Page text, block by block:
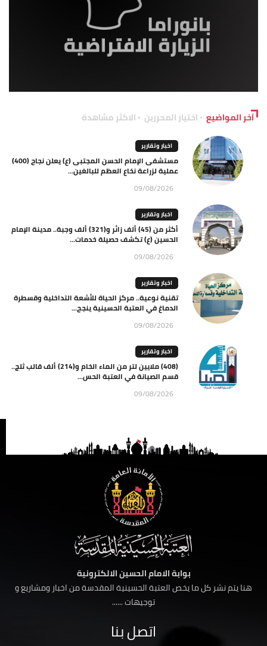
آخر المواضيع اختيار المحررين الاكثر مشاهدة
اخبار وتقارير
مستشفى الإمام الحسن المجتبى (ع) يعلن نجاح (400)
عملية لزراعة نخاع العظم للبالغين...
09/08/2026
اخبار وتقارير
أكثر من (45) ألف زائر و(321) ألف وجبة.. مدينة الإمام
الحسين (ع) تكشف حصيلة خدمات...
09/08/2026
اخبار وتقارير
تقنية نوعية.. مركز الحياة للأشعة التداخلية وقسطرة
الدماغ في العتبة الحسينية ينجح...
09/08/2026
اخبار وتقارير
(408) ملايين لتر من الماء الخام و(214) ألف قالب ثلج..
قسم الصيانة في العتبة الحس...
09/08/2026
بوابة الامام الحسين الالكترونية
هنا يتم نشر كل ما يخص العتبة الحسينية المقدسة من اخبار ومشاريع و
توجيهات ......
اتصل بنا